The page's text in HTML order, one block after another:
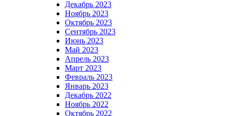
Декабрь 2023
Ноябрь 2023
Октябрь 2023
Сентябрь 2023
Июнь 2023
Май 2023
Апрель 2023
Март 2023
Февраль 2023
Январь 2023
Декабрь 2022
Ноябрь 2022
Октябрь 2022